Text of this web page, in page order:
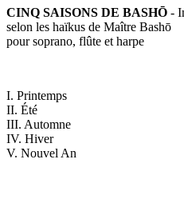
CINQ SAISONS DE BASHŌ -
selon les haïkus de Maître Bashō
pour soprano, flûte et harpe
I. Printemps
II. Été
III. Automne
IV. Hiver
V. Nouvel An